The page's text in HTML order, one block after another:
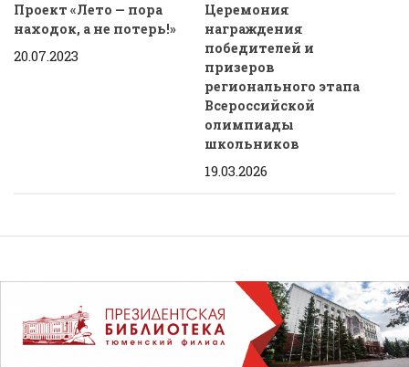
Проект «Лето — пора
находок, а не потерь!»
20.07.2023
Церемония
награждения
победителей и
призеров
регионального этапа
Всероссийской
олимпиады
школьников
19.03.2026